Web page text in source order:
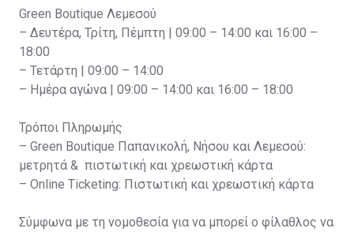
Green Boutique Λεμεσού
– Δευτέρα, Τρίτη, Πέμπτη | 09:00 – 14:00 και 16:00 –
18:00
– Τετάρτη | 09:00 – 14:00
– Ημέρα αγώνα | 09:00 – 14:00 και 16:00 – 18:00
Τρόποι Πληρωμής
– Green Boutique Παπανικολή, Νήσου και Λεμεσού:
μετρητά & πιστωτική και χρεωστική κάρτα
– Online Ticketing: Πιστωτική και χρεωστική κάρτα
Σύμφωνα με τη νομοθεσία για να μπορεί ο φίλαθλος να